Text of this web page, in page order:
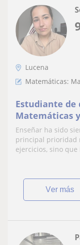
Lucena
Matemáticas:
Estudiante de
Matemáticas
Enseñar ha sido
principal prioridad
ejercicios, sino
ver más